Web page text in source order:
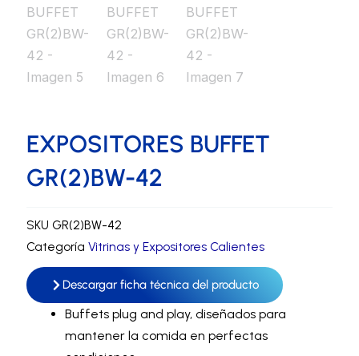
EXPOSITORES BUFFET
GR(2)BW-42
SKU GR(2)BW-42
Categoría Vitrinas y Expositores Calientes
Descargar ficha técnica del producto
Buffets plug and play, diseñados para
mantener la comida en perfectas